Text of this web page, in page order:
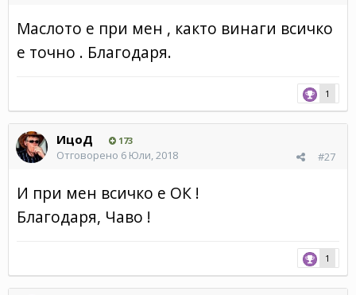
Маслото е при мен , както винаги всичко
е точно . Благодаря.
1
ИцоД 173
#27
Отговорено 6 Юли, 2018
И при мен всичко е ОК !
Благодаря, Чаво !
1